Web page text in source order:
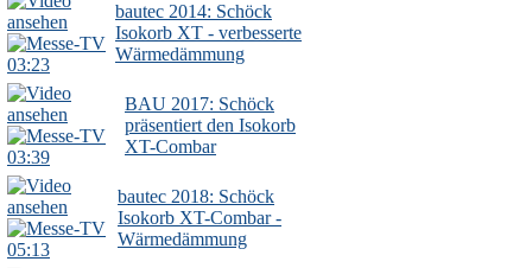
03:23
bautec 2014: Schöck
Isokorb XT - verbesserte
Wärmedämmung
03:39
BAU 2017: Schöck
präsentiert den Isokorb
XT-Combar
05:13
bautec 2018: Schöck
Isokorb XT-Combar -
Wärmedämmung